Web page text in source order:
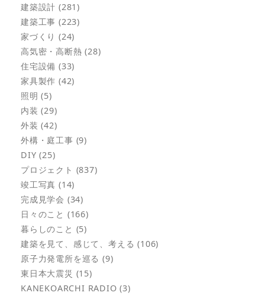
建築設計 (281)
建築工事 (223)
家づくり (24)
高気密・高断熱 (28)
住宅設備 (33)
家具製作 (42)
照明 (5)
内装 (29)
外装 (42)
外構・庭工事 (9)
DIY (25)
プロジェクト (837)
竣工写真 (14)
完成見学会 (34)
日々のこと (166)
暮らしのこと (5)
建築を見て、感じて、考える (106)
原子力発電所を巡る (9)
東日本大震災 (15)
KANEKOARCHI RADIO (3)